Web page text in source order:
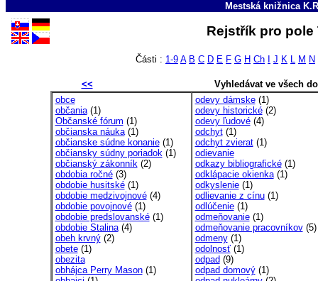
Mestská knižnica
Rejstřík pro
Části : 1-9 A B C D E F G H Ch J K L M N
<<
Vyhledávat ve všech
obce
občania(1)
Občanské fórum (1)
občianska náuka(1)
občianske súdne konanie(1)
občiansky súdny poriadok(1)
občianský zákonník(2)
obdobia ročné(3)
obdobie husitské(1)
obdobie medzivojnové(4)
obdobie povojnové(1)
obdobie predslovanské(1)
obdobie Stalina(4)
obeh krvný(2)
obete(1)
obezita
obhájca Perry Mason(1)
odevy dámske(1)
odevy historické(2)
odevy ľudové(4)
odchyt(1)
odchyt zvierat(1)
odievanie
odkazy bibliografické(1)
odklápacie okienka(1)
odkyslenie(1)
odlievanie z cínu(1)
odlúčenie(1)
odmeňovanie(1)
odmeňovanie pracovníkov(5)
odmeny(1)
odolnosť(1)
odpad (9)
odpad domový(1)